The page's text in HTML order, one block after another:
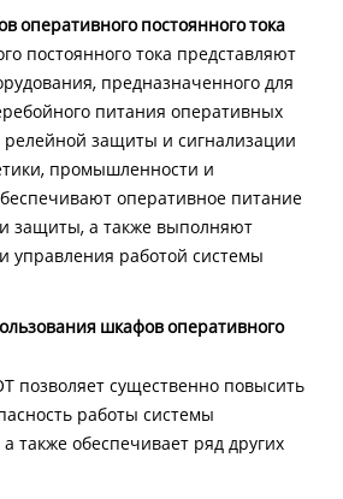
оперативного постоянного тока
постоянного тока представляют
предназначенного для
питания оперативных
защиты и сигнализации
промышленности и
оперативное питание
защиты, а также выполняют
управления работой системы
шкафов оперативного
позволяет существенно повысить
работы системы
также обеспечивает ряд других